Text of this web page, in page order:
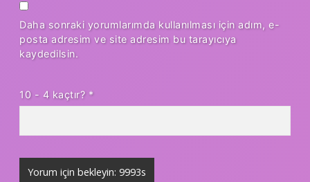
Daha sonraki yorumlarımda kullanılması için adım, e-
posta adresim ve site adresim bu tarayıcıya
kaydedilsin.
10 - 4 kaçtır? *